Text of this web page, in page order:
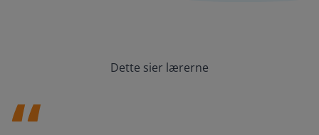
Dette sier lærerne